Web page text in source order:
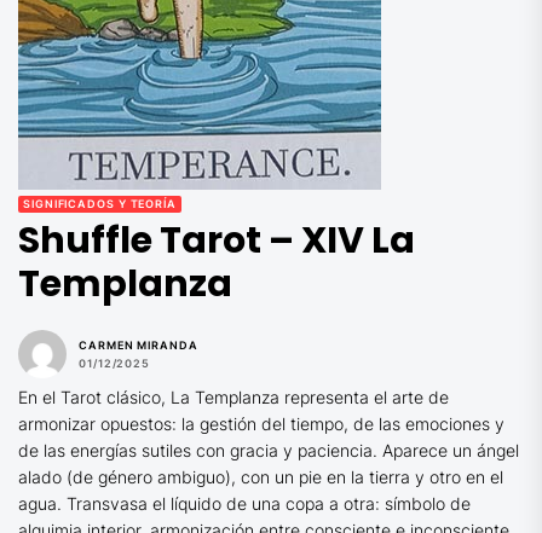
SIGNIFICADOS Y TEORÍA
Shuffle Tarot – XIV La
Templanza
CARMEN MIRANDA
01/12/2025
En el Tarot clásico, La Templanza representa el arte de
armonizar opuestos: la gestión del tiempo, de las emociones y
de las energías sutiles con gracia y paciencia. Aparece un ángel
alado (de género ambiguo), con un pie en la tierra y otro en el
agua. Transvasa el líquido de una copa a otra: símbolo de